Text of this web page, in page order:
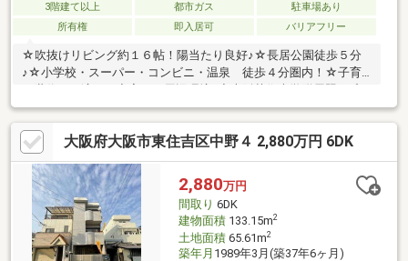
3階建て以上 都市ガス
駐車場あり
所有権
即入居可 バリアフリー
☆吹抜けリビング約１６帖！陽当たり良好♪☆長居公園徒歩５分
♪☆小学校・スーパー・コンビニ・温泉 徒歩４分圏内！☆子育
幼稚園：徒歩７分◆鷹合小学校：徒歩３分◆中野中学校：徒歩２
４分◆万代矢田店：徒歩４分◆１００ローソン店：徒歩３分◆ス
ギドラック長居公園通店：徒歩５分■自己資金０円からでも購入
OK！■住宅ローン ファイナンシャルプランナー相談会実施中！
「お家を買いたいけど、なにからはじめればいいの？」不動産購
入で失敗しないためにも、小さなことでもぜひ当社へご相談くだ
さい！
大阪府大阪市東住吉区中野４ 2,880万円 6DK
2,880万円
間取り 6DK
建物面積133.15m2
土地面積65.61m2
築年月 1989年3月(築37年6ヶ月)